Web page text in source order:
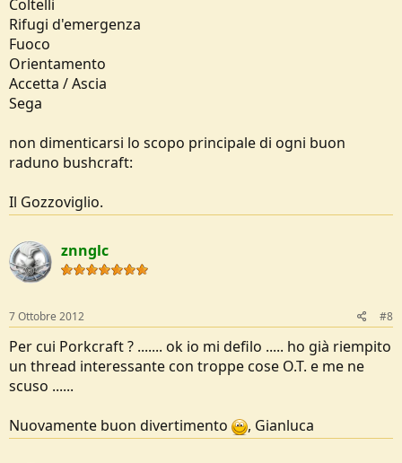
Coltelli
Rifugi d'emergenza
Fuoco
Orientamento
Accetta / Ascia
Sega
non dimenticarsi lo scopo principale di ogni buon
raduno bushcraft:
Il Gozzoviglio.
znnglc
7 Ottobre 2012 #8
Per cui Porkcraft ? ....... ok io mi defilo ..... ho già riempito
un thread interessante con troppe cose O.T. e me ne
scuso ......
Nuovamente buon divertimento
, Gianluca